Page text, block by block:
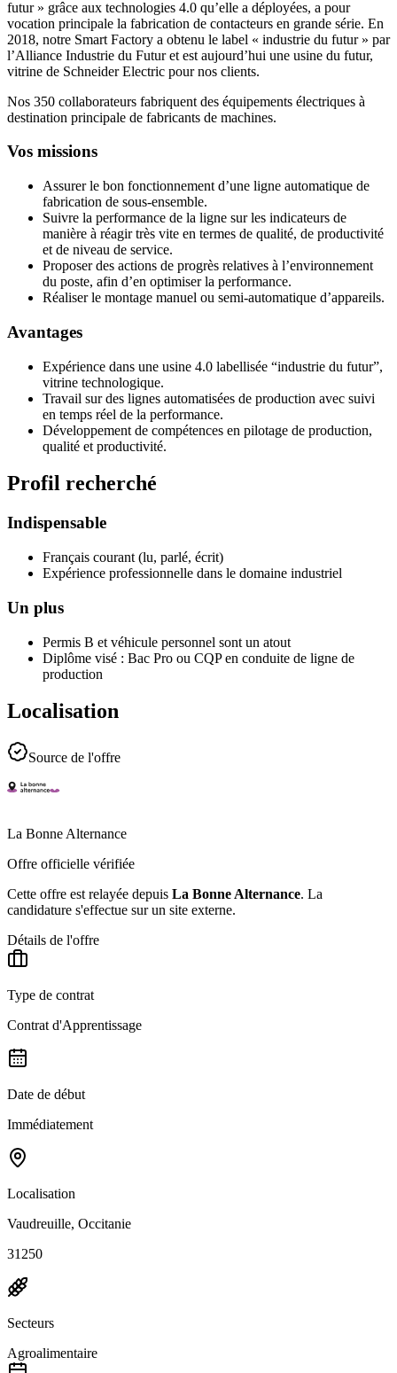
futur » grâce aux technologies 4.0 qu’elle a déployées, a pour
vocation principale la fabrication de contacteurs en grande série. En
2018, notre Smart Factory a obtenu le label « industrie du futur » par
l’Alliance Industrie du Futur et est aujourd’hui une usine du futur,
vitrine de Schneider Electric pour nos clients.
Nos 350 collaborateurs fabriquent des équipements électriques à
destination principale de fabricants de machines.
Vos missions
Assurer le bon fonctionnement d’une ligne automatique de
fabrication de sous-ensemble.
Suivre la performance de la ligne sur les indicateurs de
manière à réagir très vite en termes de qualité, de productivité
et de niveau de service.
Proposer des actions de progrès relatives à l’environnement
du poste, afin d’en optimiser la performance.
Réaliser le montage manuel ou semi-automatique d’appareils.
Avantages
Expérience dans une usine 4.0 labellisée “industrie du futur”,
vitrine technologique.
Travail sur des lignes automatisées de production avec suivi
en temps réel de la performance.
Développement de compétences en pilotage de production,
qualité et productivité.
Profil recherché
Indispensable
Français courant (lu, parlé, écrit)
Expérience professionnelle dans le domaine industriel
Un plus
Permis B et véhicule personnel sont un atout
Diplôme visé : Bac Pro ou CQP en conduite de ligne de
production
Localisation
Source de l'offre
La Bonne Alternance
Offre officielle vérifiée
Cette offre est relayée depuis La Bonne Alternance. La
candidature s'effectue sur un site externe.
Détails de l'offre
Type de contrat
Contrat d'Apprentissage
Date de début
Immédiatement
Localisation
Vaudreuille, Occitanie
31250
Secteurs
Agroalimentaire